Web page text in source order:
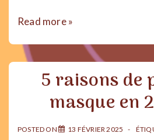
PATIENTS
VIE
validisme
fasciste
Read more »
5 raisons de
masque en
POSTED ON 13 FÉVRIER 2025